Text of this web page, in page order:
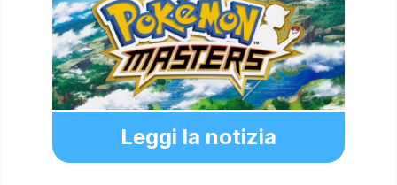
Leggi la notizia